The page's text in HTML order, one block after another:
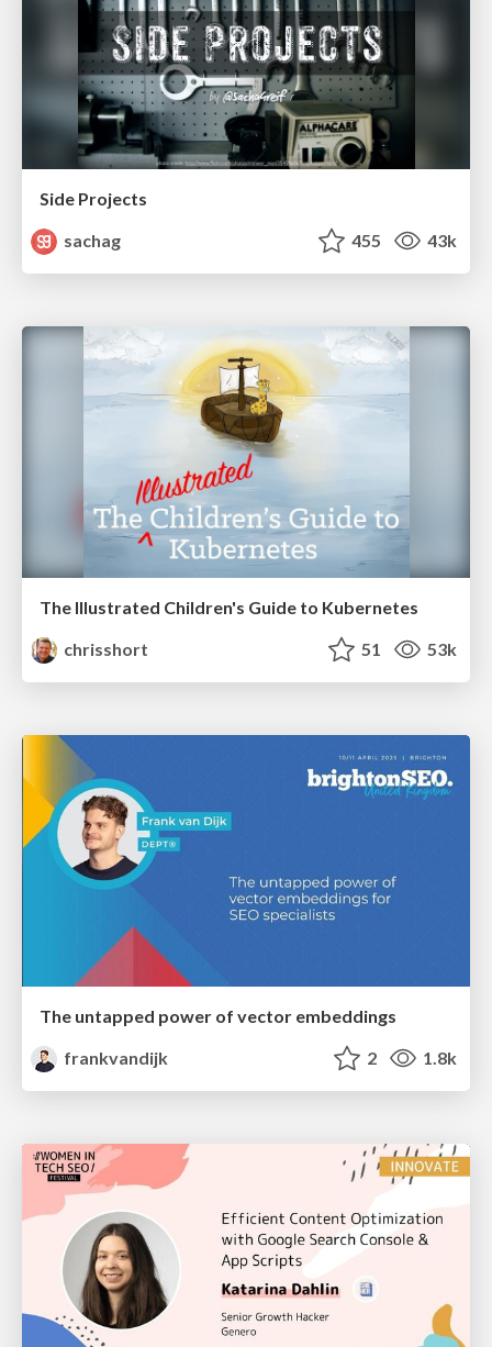
Side Projects
sachag
455 43k
The Illustrated Children's Guide to Kubernetes
chrisshort
51 53k
The untapped power of vector embeddings
frankvandijk
2 1.8k